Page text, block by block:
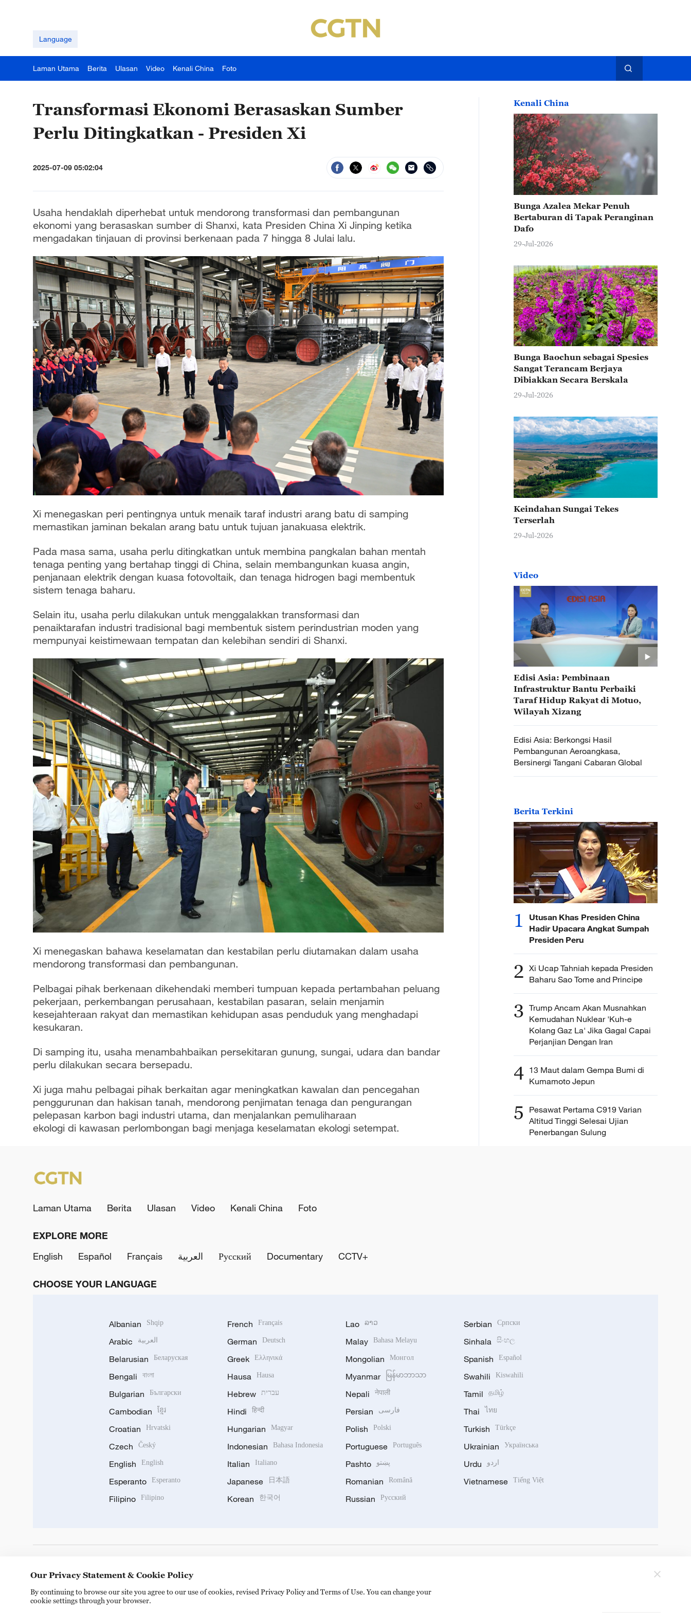
Language
Laman Utama Berita Ulasan Video Kenali China Foto
Transformasi Ekonomi Berasaskan Sumber
Perlu Ditingkatkan - Presiden Xi
2025-07-09 05:02:04
Usaha hendaklah diperhebat untuk mendorong transformasi dan pembangunan
ekonomi yang berasaskan sumber di Shanxi, kata Presiden China Xi Jinping ketika
mengadakan tinjauan di provinsi berkenaan pada 7 hingga 8 Julai lalu.
Xi menegaskan peri pentingnya untuk menaik taraf industri arang batu di samping
memastikan jaminan bekalan arang batu untuk tujuan janakuasa elektrik.
Pada masa sama, usaha perlu ditingkatkan untuk membina pangkalan bahan mentah
tenaga penting yang bertahap tinggi di China, selain membangunkan kuasa angin,
penjanaan elektrik dengan kuasa fotovoltaik, dan tenaga hidrogen bagi membentuk
sistem tenaga baharu.
Selain itu, usaha perlu dilakukan untuk menggalakkan transformasi dan
penaiktarafan industri tradisional bagi membentuk sistem perindustrian moden yang
mempunyai keistimewaan tempatan dan kelebihan sendiri di Shanxi.
Xi menegaskan bahawa keselamatan dan kestabilan perlu diutamakan dalam usaha
mendorong transformasi dan pembangunan.
Pelbagai pihak berkenaan dikehendaki memberi tumpuan kepada pertambahan peluang
pekerjaan, perkembangan perusahaan, kestabilan pasaran, selain menjamin
kesejahteraan rakyat dan memastikan kehidupan asas penduduk yang menghadapi
kesukaran.
Di samping itu, usaha menambahbaikan persekitaran gunung, sungai, udara dan bandar
perlu dilakukan secara bersepadu.
Xi juga mahu pelbagai pihak berkaitan agar meningkatkan kawalan dan pencegahan
penggurunan dan hakisan tanah, mendorong penjimatan tenaga dan pengurangan
pelepasan karbon bagi industri utama, dan menjalankan pemuliharaan
ekologi di kawasan perlombongan bagi menjaga keselamatan ekologi setempat.
Kenali China
Bunga Azalea Mekar Penuh
Bertaburan di Tapak Peranginan
Dafo
29-Jul-2026
Bunga Baochun sebagai Spesies
Sangat Terancam Berjaya
Dibiakkan Secara Berskala
29-Jul-2026
Keindahan Sungai Tekes
Terserlah
29-Jul-2026
Video
Edisi Asia: Pembinaan
Infrastruktur Bantu Perbaiki
Taraf Hidup Rakyat di Motuo,
Wilayah Xizang
Edisi Asia: Berkongsi Hasil
Pembangunan Aeroangkasa,
Bersinergi Tangani Cabaran Global
Berita Terkini
1
Utusan Khas Presiden China
Hadir Upacara Angkat Sumpah
Presiden Peru
2 Xi Ucap Tahniah kepada Presiden
Baharu Sao Tome and Principe
3 Trump Ancam Akan Musnahkan
Kemudahan Nuklear 'Kuh-e
Kolang Gaz La' Jika Gagal Capai
Perjanjian Dengan Iran
4 13 Maut dalam Gempa Bumi di
Kumamoto Jepun
5
Pesawat Pertama C919 Varian
Altitud Tinggi Selesai Ujian
Penerbangan Sulung
Laman Utama Berita Ulasan Video Kenali China Foto
EXPLORE MORE
English
Español Français العربية Русский Documentary CCTV+
CHOOSE YOUR LANGUAGE
Albanian Shqip
Arabic العربية
Belarusian Беларуская
Bengali বাংলা
Bulgarian Български
Cambodian ខ្មែរ
Croatian Hrvatski
Czech Český
English English
Esperanto Esperanto
Filipino Filipino
French Français
German Deutsch
Greek Ελληνικά
Hausa Hausa
Hebrew עברית
Hindi हिन्दी
Hungarian Magyar
Indonesian Bahasa Indonesia
Italian Italiano
Japanese 日本語
Korean 한국어
Lao ລາວ
Malay Bahasa Melayu
Mongolian Монгол
Myanmar မြန်မာဘာသာ
Nepali नेपाली
Persian فارسی
Polish Polski
Portuguese Português
Pashto پښتو
Romanian Română
Russian Русский
Serbian Српски
Sinhala සිංහල
Spanish Español
Swahili Kiswahili
Tamil தமிழ்
Thai ไทย
Turkish Türkçe
Ukrainian Українська
Urdu اردو
Vietnamese Tiếng Việt
Our Privacy Statement & Cookie Policy
By continuing to browse our site you agree to our use of cookies, revised Privacy Policy and Terms of Use. You can change your
cookie settings through your browser.